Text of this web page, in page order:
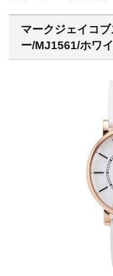
マークジェイコ
ー/MJ1561/ホワ